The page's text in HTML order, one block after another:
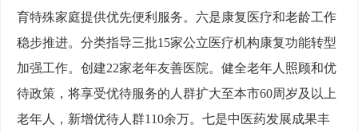
育特殊家庭提供优先便利服务。六是康复医疗和老龄工作
稳步推进。分类指导三批15家公立医疗机构康复功能转型
加强工作。创建22家老年友善医院。健全老年人照顾和优
待政策，将享受优待服务的人群扩大至本市60周岁及以上
老年人，新增优待人群110余万。七是中医药发展成果丰